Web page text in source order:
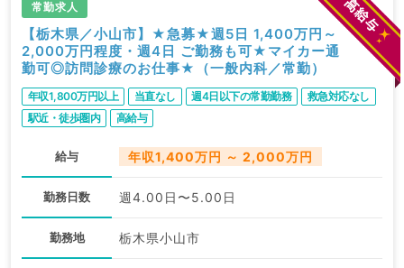
常勤求人
【栃木県／小山市】★急募★週5日 1,400万円～
2,000万円程度・週4日 ご勤務も可★マイカー通
勤可◎訪問診療のお仕事★（一般内科／常勤）
年収1,800万円以上 当直なし 週4日以下の常勤勤務
救急対応なし
駅近・徒歩圏内
高給与
給与 年収1,400万円 ～ 2,000万円
勤務日数 週4.00日〜5.00日
勤務地 栃木県小山市